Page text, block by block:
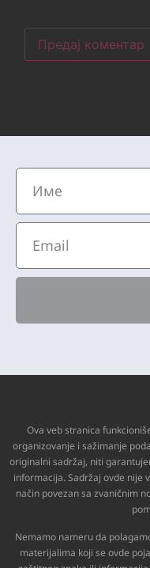
Ova veb stranica
organizovanje i sažimanje
originalni sadržaj, niti
informacija. Sadržaj ovde nije
način povezan sa zvaničnim
Nemamo nameru da
materijalima koji se ovde